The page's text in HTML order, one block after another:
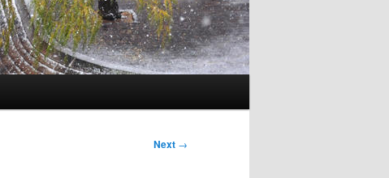
Next →